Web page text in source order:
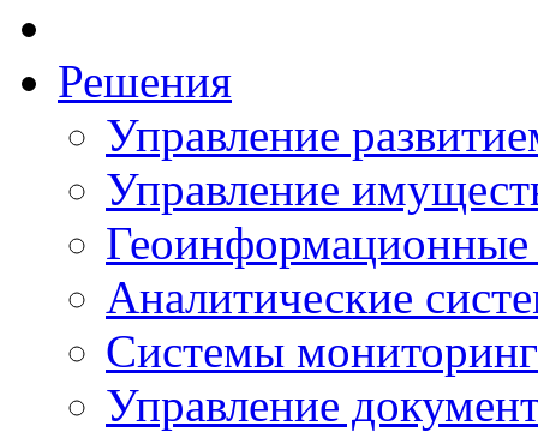
Решения
Управление
Управление
Аналитические
Системы
Управление